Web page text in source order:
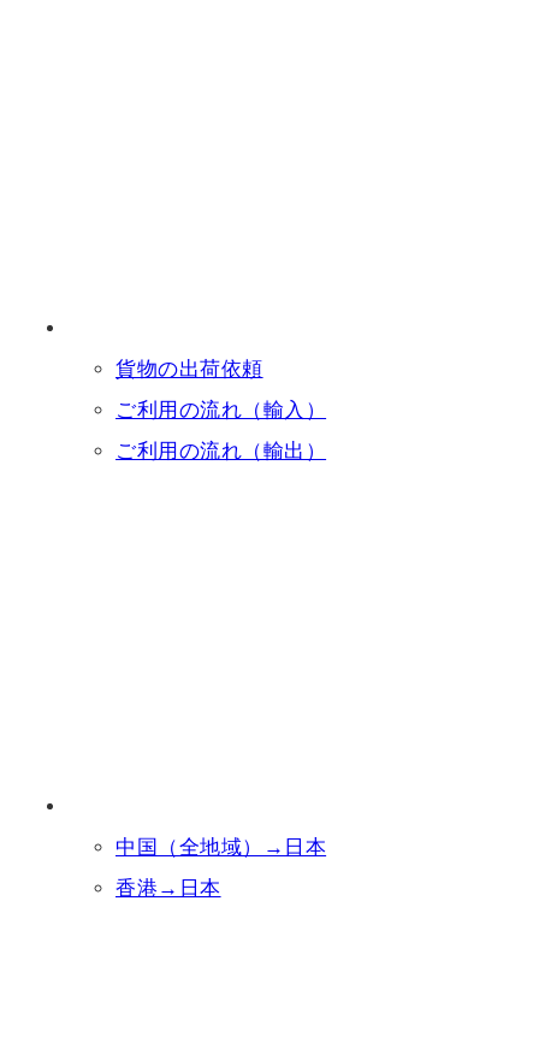
貨物の出荷依頼
ご利用の流れ（輸入）
ご利用の流れ（輸出）
中国（全地域）→日本
香港→日本